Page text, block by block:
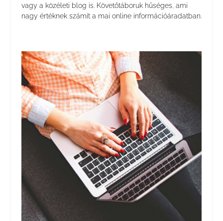
vagy a közéleti blog is. Követőtáboruk hűséges, ami
nagy értéknek számít a mai online információáradatban.